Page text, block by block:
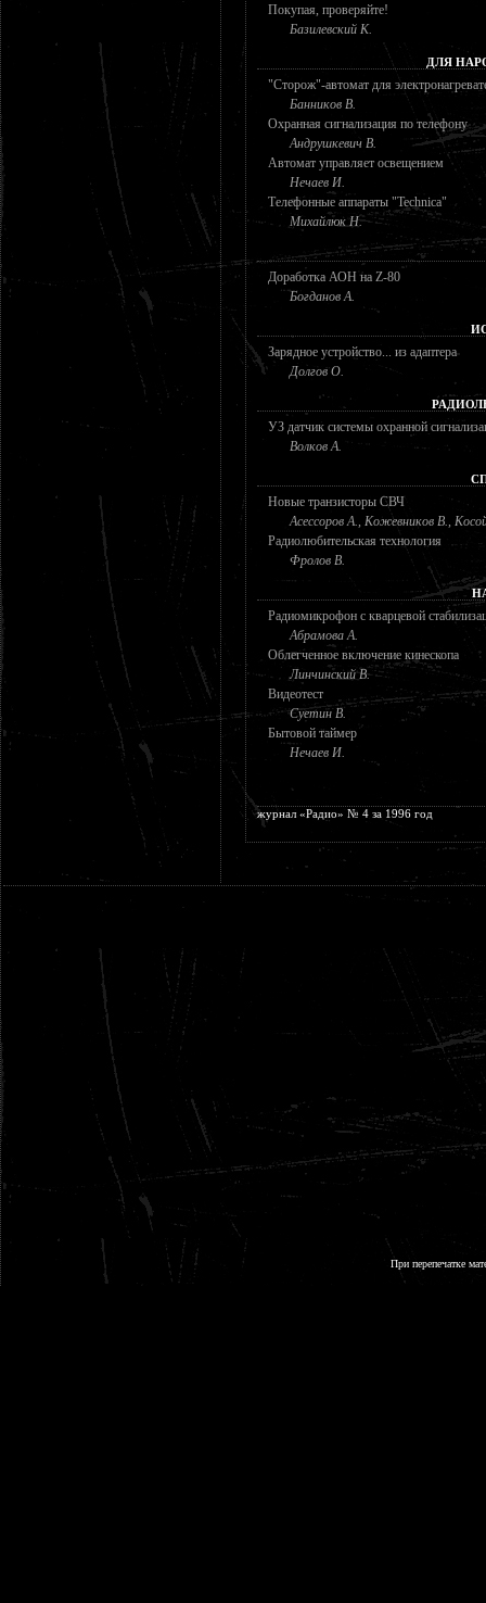
Покупая, проверяйте!
Базилевский К.
ДЛЯ
"Сторож"-автомат для
Банников В.
Охранная сигнализация по телефону
Андрушкевич В.
Автомат управляет освещением
Нечаев И.
Телефонные аппараты "Technica"
Михайлюк Н.
Доработка АОН на Z-80
Богданов А.
Зарядное устройство... из адаптера
Долгов О.
УЗ датчик системы охранной
Волков А.
Новые транзисторы СВЧ
Асессоров А., Кожевников В.,
Радиолюбительская технология
Фролов В.
Радиомикрофон с кварцевой
Абрамова А.
Облегченное включение кинескопа
Линчинский В.
Видеотест
Суетин В.
Бытовой таймер
Нечаев И.
журнал «Радио» № 4 за 1996 год
При перепечатке